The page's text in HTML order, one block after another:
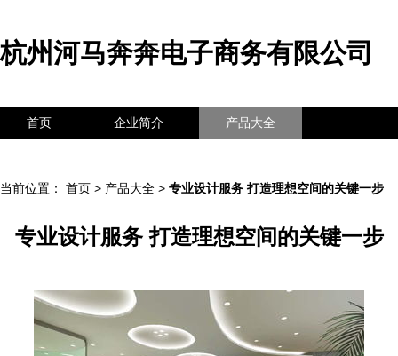
杭州河马奔奔电子商务有限公司
首页 企业简介 产品大全
当前位置： 首页 > 产品大全 > 专业设计服务 打造理想空间的关键一步
专业设计服务 打造理想空间的关键一步